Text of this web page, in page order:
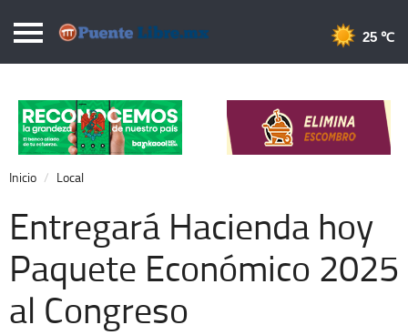
Puentelibre.mx
Local
Nacional
Opinión
Cronos
Economía
Espectáculos
25 ℃
Inicio Local
Entregará Hacienda hoy
Paquete Económico 2025
al Congreso